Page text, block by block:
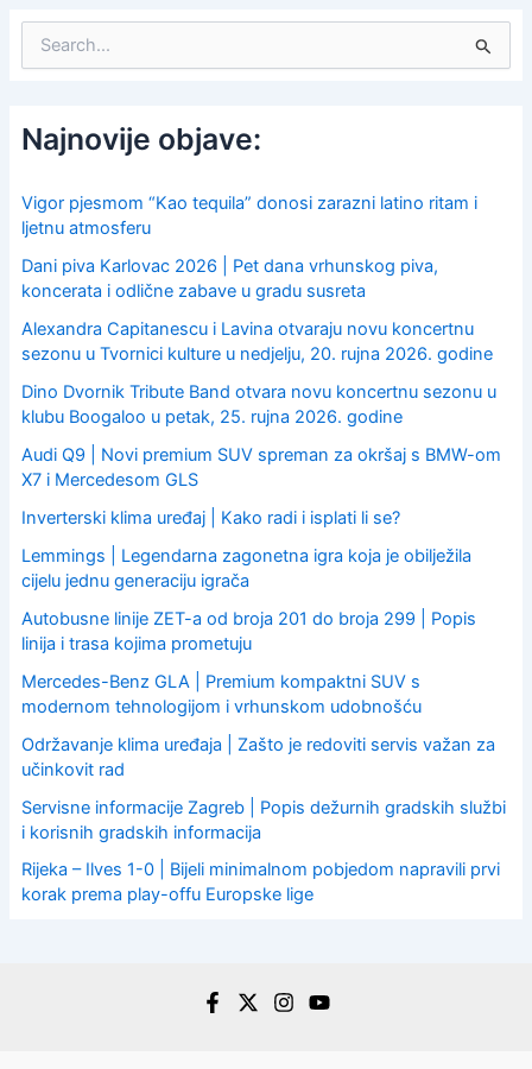
c
h
o
r
Najnovije objave:
Vigor pjesmom “Kao tequila” donosi zarazni latino ritam i
ljetnu atmosferu
Dani piva Karlovac 2026 | Pet dana vrhunskog piva,
koncerata i odlične zabave u gradu susreta
Alexandra Capitanescu i Lavina otvaraju novu koncertnu
sezonu u Tvornici kulture u nedjelju, 20. rujna 2026. godine
Dino Dvornik Tribute Band otvara novu koncertnu sezonu u
klubu Boogaloo u petak, 25. rujna 2026. godine
Audi Q9 | Novi premium SUV spreman za okršaj s BMW-om
X7 i Mercedesom GLS
Inverterski klima uređaj | Kako radi i isplati li se?
Lemmings | Legendarna zagonetna igra koja je obilježila
cijelu jednu generaciju igrača
Autobusne linije ZET-a od broja 201 do broja 299 | Popis
linija i trasa kojima prometuju
Mercedes-Benz GLA | Premium kompaktni SUV s
modernom tehnologijom i vrhunskom udobnošću
Održavanje klima uređaja | Zašto je redoviti servis važan za
učinkovit rad
Servisne informacije Zagreb | Popis dežurnih gradskih službi
i korisnih gradskih informacija
Rijeka – Ilves 1-0 | Bijeli minimalnom pobjedom napravili prvi
korak prema play-offu Europske lige